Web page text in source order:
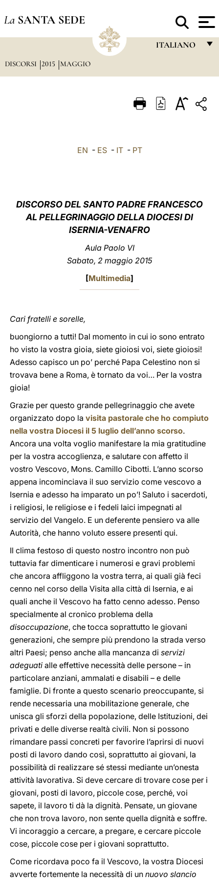
La SANTA SEDE
ITALIANO
ITALIANO
中文
DISCORSI 2015 MAGGIO
EN - ES- IT- PT
DISCORSO DEL SANTO PADRE FRANCESCO
AL PELLEGRINAGGIO DELLA DIOCESI DI
ISERNIA-VENAFRO
Aula Paolo VI
Sabato, 2 maggio 2015
[Multimedia]
Cari fratelli e sorelle,
buongiorno a tutti! Dal momento in cui io sono entrato
ho visto la vostra gioia, siete gioiosi voi, siete gioiosi!
Adesso capisco un po’ perché Papa Celestino non si
trovava bene a Roma, è tornato da voi… Per la vostra
gioia!
Grazie per questo grande pellegrinaggio che avete
organizzato dopo la visita pastorale che ho compiuto
nella vostra Diocesi il 5 luglio dell’anno scorso.
Ancora una volta voglio manifestare la mia gratitudine
per la vostra accoglienza, e salutare con affetto il
vostro Vescovo, Mons. Camillo Cibotti. L’anno scorso
appena incominciava il suo servizio come vescovo a
Isernia e adesso ha imparato un po’! Saluto i sacerdoti,
i religiosi, le religiose e i fedeli laici impegnati al
servizio del Vangelo. E un deferente pensiero va alle
Autorità, che hanno voluto essere presenti qui.
Il clima festoso di questo nostro incontro non può
tuttavia far dimenticare i numerosi e gravi problemi
che ancora affliggono la vostra terra, ai quali già feci
cenno nel corso della Visita alla città di Isernia, e ai
quali anche il Vescovo ha fatto cenno adesso. Penso
specialmente al cronico problema della
disoccupazione, che tocca soprattutto le giovani
generazioni, che sempre più prendono la strada verso
altri Paesi; penso anche alla mancanza di servizi
adeguati alle effettive necessità delle persone – in
particolare anziani, ammalati e disabili – e delle
famiglie. Di fronte a questo scenario preoccupante, si
rende necessaria una mobilitazione generale, che
unisca gli sforzi della popolazione, delle Istituzioni, dei
privati e delle diverse realtà civili. Non si possono
rimandare passi concreti per favorire l’aprirsi di nuovi
posti di lavoro dando così, soprattutto ai giovani, la
possibilità di realizzare sé stessi mediante un’onesta
attività lavorativa. Si deve cercare di trovare cose per i
giovani, posti di lavoro, piccole cose, perché, voi
sapete, il lavoro ti dà la dignità. Pensate, un giovane
che non trova lavoro, non sente quella dignità e soffre.
Vi incoraggio a cercare, a pregare, e cercare piccole
cose, piccole cose per i giovani soprattutto.
Come ricordava poco fa il Vescovo, la vostra Diocesi
avverte fortemente la necessità di un nuovo slancio